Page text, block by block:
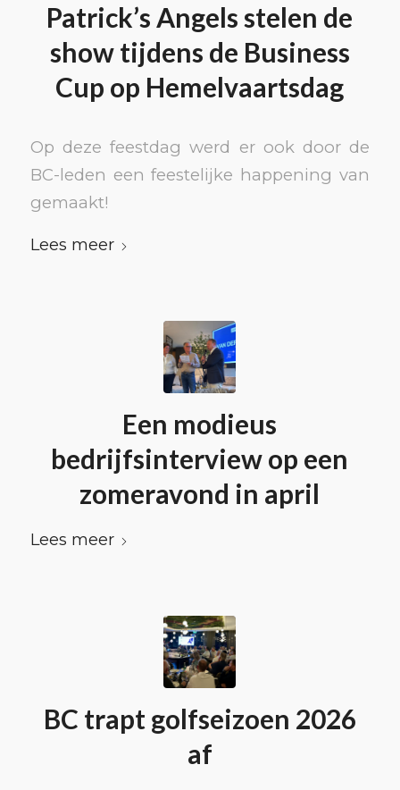
Patrick’s Angels stelen de
show tijdens de Business
Cup op Hemelvaartsdag
Op deze feestdag werd er ook door de
BC-leden een feestelijke happening van
gemaakt!
Lees meer
Een modieus
bedrijfsinterview op een
zomeravond in april
Lees meer
BC trapt golfseizoen 2026
af